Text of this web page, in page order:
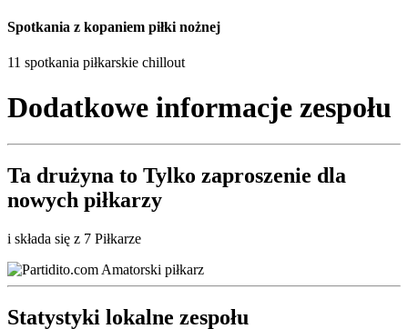
Spotkania z kopaniem piłki nożnej
11 spotkania piłkarskie chillout
Dodatkowe informacje zespołu
Ta drużyna to Tylko zaproszenie dla
nowych piłkarzy
i składa się z 7 Piłkarze
Statystyki lokalne zespołu